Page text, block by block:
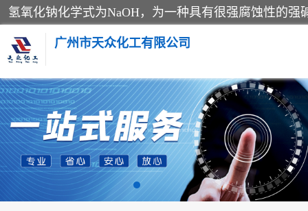
广州市天众化工有限公司
亚硝酸钠
纯碱
草酸